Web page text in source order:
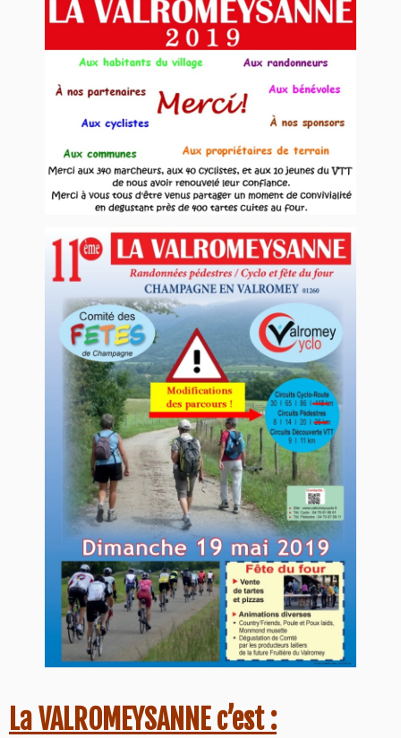
La VALROMEYSANNE c’est :